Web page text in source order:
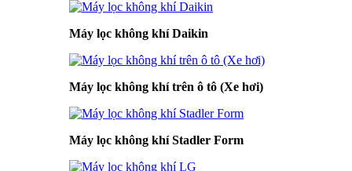
Máy lọc không khí Daikin
Máy lọc không khí trên ô tô (Xe hơi)
Máy lọc không khí Stadler Form